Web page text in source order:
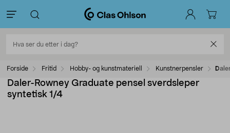
Forside Fritid Hobby- og kunstmateriell Kunstnerpensler
Daler-Rowney Graduate pensel sverdsleper
syntetisk 1/4